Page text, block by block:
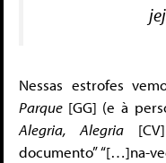
Nessas estrofes
Parque [GG] (e à
Alegria, Alegria
documento” “[…]na-